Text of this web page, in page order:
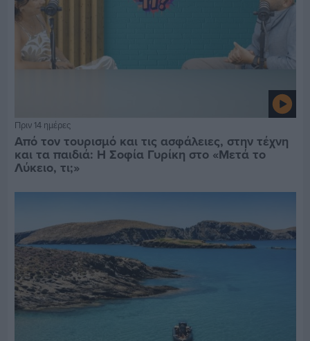
Πριν 14 ημέρες
Από τον τουρισμό και τις ασφάλειες, στην τέχνη
και τα παιδιά: Η Σοφία Γυρίκη στο «Μετά το
Λύκειο, τι;»